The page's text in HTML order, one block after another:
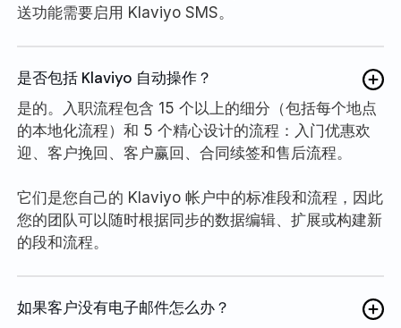
送功能需要启用 Klaviyo SMS。
是否包括 Klaviyo 自动操作？
是的。入职流程包含 15 个以上的细分（包括每个地点
的本地化流程）和 5 个精心设计的流程：入门优惠欢
迎、客户挽回、客户赢回、合同续签和售后流程。
它们是您自己的 Klaviyo 帐户中的标准段和流程，因此
您的团队可以随时根据同步的数据编辑、扩展或构建新
的段和流程。
如果客户没有电子邮件怎么办？